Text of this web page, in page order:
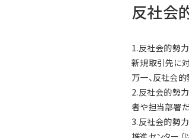
反社会
1.反社会的勢力
新規取引先に対
万一、反社会
2.反社会的勢
者や担当部署
3.反社会的勢